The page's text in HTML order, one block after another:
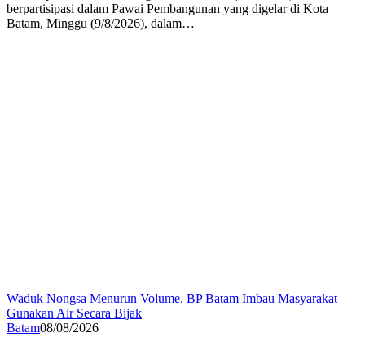
berpartisipasi dalam Pawai Pembangunan yang digelar di Kota
Batam, Minggu (9/8/2026), dalam…
Waduk Nongsa Menurun Volume, BP Batam Imbau Masyarakat
Gunakan Air Secara Bijak
Batam08/08/2026